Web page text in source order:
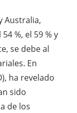
Australia,
%, el 59 % y
se debe al
En
ha revelado
sido
de los